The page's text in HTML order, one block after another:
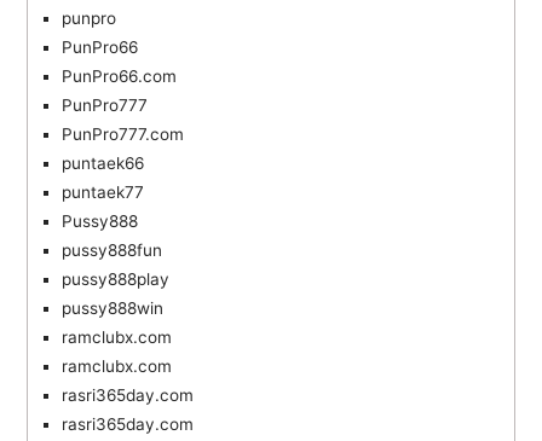
punpro
PunPro66
PunPro66.com
PunPro777
PunPro777.com
puntaek66
puntaek77
Pussy888
pussy888fun
pussy888play
pussy888win
ramclubx.com
ramclubx.com
rasri365day.com
rasri365day.com